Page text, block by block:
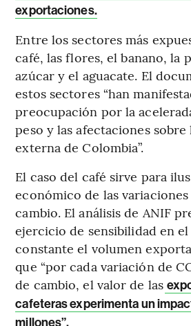
exportaciones.
Entre los sectores más
café, las flores, el banano, la
azúcar y el aguacate. El
estos sectores “han
preocupación por la
peso y las afectaciones
externa de Colombia”.
El caso del café sirve para
económico de las variaciones
cambio. El análisis de ANIF
ejercicio de sensibilidad en
constante el volumen
que “por cada variación de
de cambio, el valor de las
cafeteras experimenta un
millones”.